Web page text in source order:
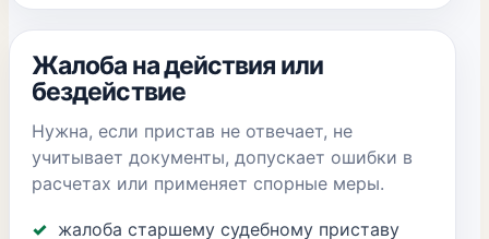
Жалоба на действия или
бездействие
Нужна, если пристав не отвечает, не
учитывает документы, допускает ошибки в
расчетах или применяет спорные меры.
жалоба старшему судебному приставу